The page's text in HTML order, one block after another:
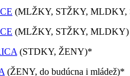
(MLŽKY, STŽKY, MLDKY,
(MLŽKY, STŽKY, MLDKY) -
(STDKY, ŽENY)*
(ŽENY, do budúcna i mládež)*